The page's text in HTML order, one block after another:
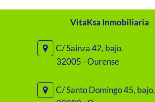
VitaKsa Inmobiliaria
C/ Sainza 42, bajo.
32005 - Ourense
C/ Santo Domingo 45, bajo.